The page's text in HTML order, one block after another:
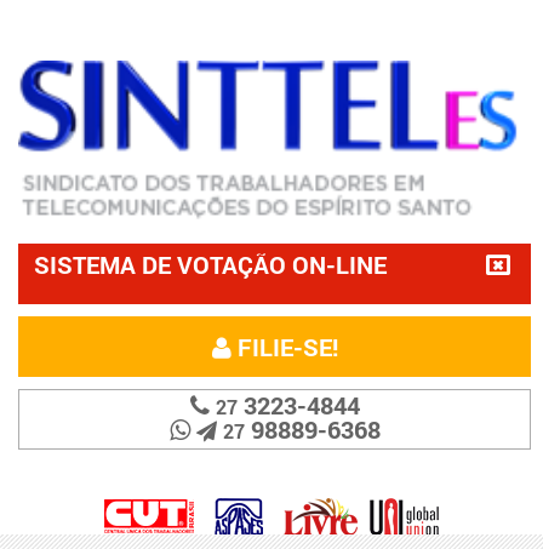
SISTEMA DE VOTAÇÃO ON-LINE
FILIE-SE!
273223-4844
2798889-6368